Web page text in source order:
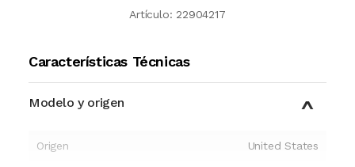
Artículo: 22904217
Características Técnicas
Modelo y origen
Origen United States